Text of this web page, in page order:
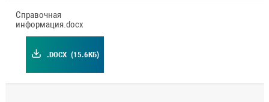
Справочная
информация.docx
.DOCX (15.6КБ)